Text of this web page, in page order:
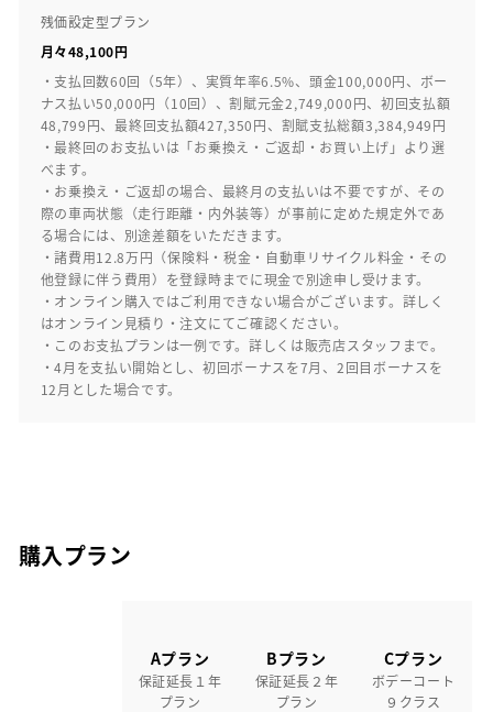
残価設定型プラン
月々48,100円
・支払回数60回（5年）、実質年率6.5%、頭金100,000円、ボー
ナス払い50,000円（10回）、割賦元金2,749,000円、初回支払額
48,799円、最終回支払額427,350円、割賦支払総額3,384,949円
・最終回のお支払いは「お乗換え・ご返却・お買い上げ」より選
べます。
・お乗換え・ご返却の場合、最終月の支払いは不要ですが、その
際の車両状態（走行距離・内外装等）が事前に定めた規定外であ
る場合には、別途差額をいただきます。
・諸費用12.8万円（保険料・税金・自動車リサイクル料金・その
他登録に伴う費用）を登録時までに現金で別途申し受けます。
・オンライン購入ではご利用できない場合がございます。詳しく
はオンライン見積り・注文にてご確認ください。
・このお支払プランは一例です。詳しくは販売店スタッフまで。
・4月を支払い開始とし、初回ボーナスを7月、2回目ボーナスを
12月とした場合です。
購入プラン
Aプラン
保証延長１年
プラン
Bプラン
保証延長２年
プラン
Cプラン
ボデーコート
９クラス